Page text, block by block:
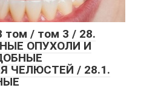
том / том 3 / 28.
ОПУХОЛИ И
ЧЕЛЮСТЕЙ / 28.1.